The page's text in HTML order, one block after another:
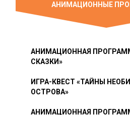
АНИМАЦИОННЫЕ
АНИМАЦИОННАЯ
СКАЗКИ»
ИГРА-КВЕСТ «ТАЙНЫ
ОСТРОВА»
АНИМАЦИОННАЯ